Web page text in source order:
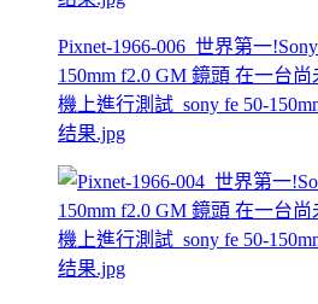
Pixnet-1966-006_世界第一
150mm f2.0 GM 鏡頭 在一台
機上進行測試_sony fe 50-
结果.jpg